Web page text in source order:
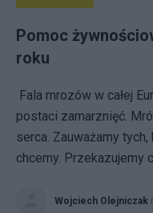
Pomoc
roku
Fala mrozów w całej
postaci zamarznięć.
serca. Zauważamy
chcemy. Przekazujemy
Wojciech Olejniczak